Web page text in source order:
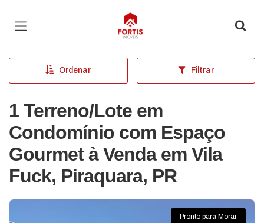
Página inicial
Ordenar Filtrar
1 Terreno/Lote em
Condomínio com Espaço
Gourmet à Venda em Vila
Fuck, Piraquara, PR
Pronto para Morar